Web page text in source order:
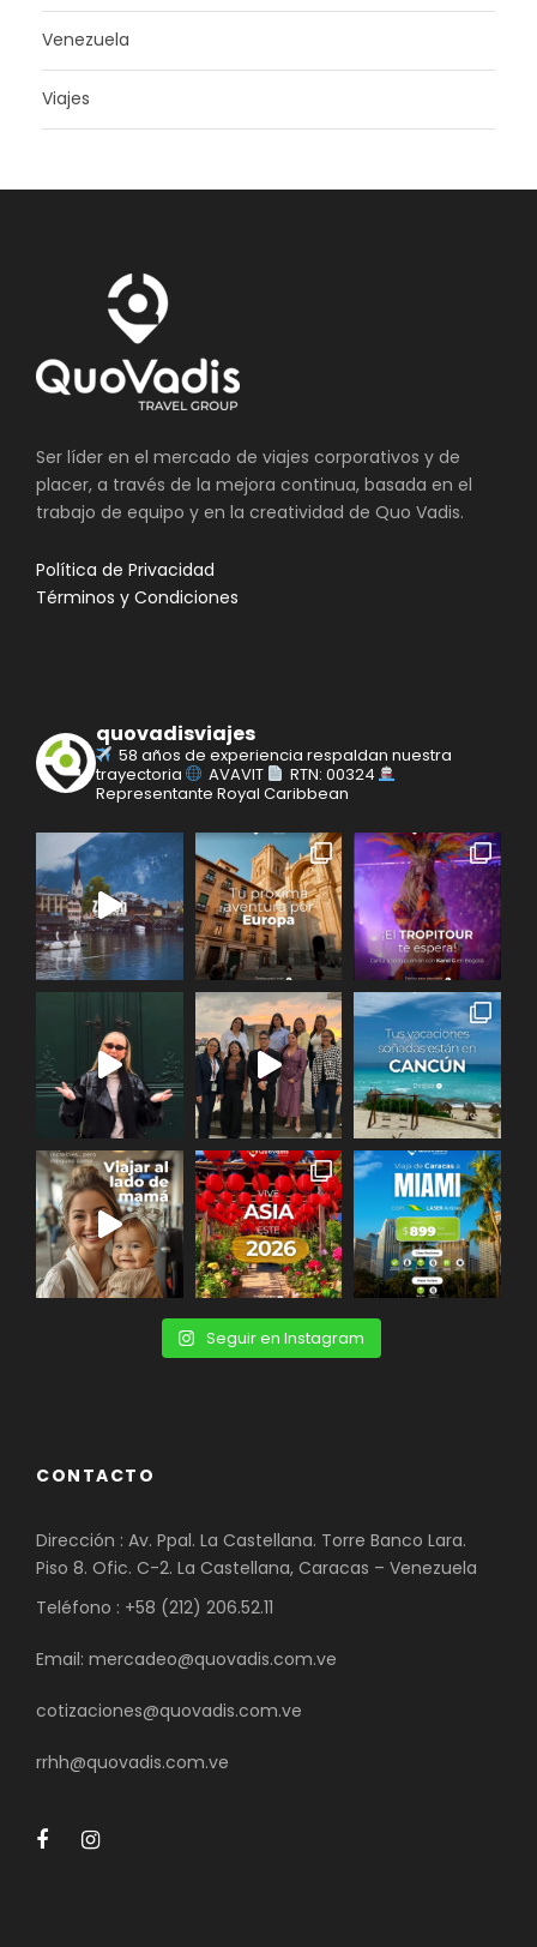
Venezuela
Viajes
Ser líder en el mercado de viajes corporativos y de
placer, a través de la mejora continua, basada en el
trabajo de equipo y en la creatividad de Quo Vadis.
Política de Privacidad
Términos y Condiciones
quovadisviajes
58 años de experiencia respaldan nuestra
trayectoria
AVAVIT
RTN: 00324
Representante Royal Caribbean
Seguir en Instagram
CONTACTO
Dirección : Av. Ppal. La Castellana. Torre Banco Lara.
Piso 8. Ofic. C-2. La Castellana, Caracas – Venezuela
Teléfono : +58 (212) 206.52.11
Email: mercadeo@quovadis.com.ve
cotizaciones@quovadis.com.ve
rrhh@quovadis.com.ve